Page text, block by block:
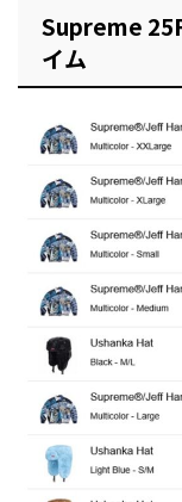
Supreme
イム